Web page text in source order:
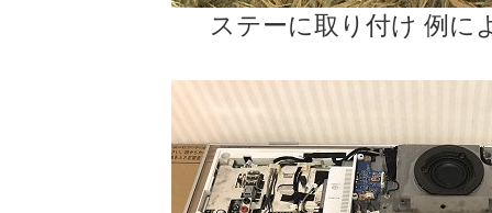
ステーに取り付け 例に